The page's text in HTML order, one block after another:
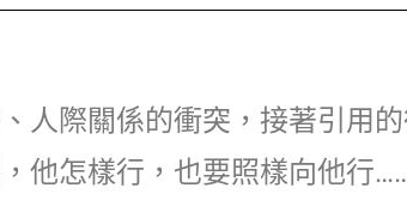
人際關係的衝突，接著引用
他怎樣行，也要照樣向他行